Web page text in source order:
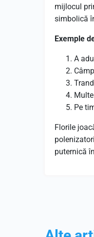
mijlocul
simbolică
Exemple
A
Multe
Pe
Florile
puternică în